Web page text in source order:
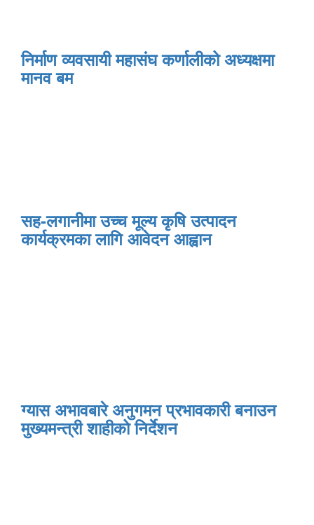
निर्माण व्यवसायी महासंघ कर्णालीको अध्यक्षमा
मानव बम
सह-लगानीमा उच्च मूल्य कृषि उत्पादन
कार्यक्रमका लागि आवेदन आह्वान
ग्यास अभावबारे अनुगमन प्रभावकारी बनाउन
मुख्यमन्त्री शाहीको निर्देशन